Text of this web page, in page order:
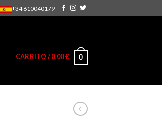
+34 610040179
CARRITO /0,00€ 0